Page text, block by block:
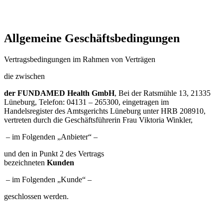
Allgemeine Geschäftsbedingungen
Vertragsbedingungen im Rahmen von Verträgen
die zwischen
der FUNDAMED Health GmbH, Bei der Ratsmühle 13, 21335
Lüneburg, Telefon: 04131 – 265300, eingetragen im
Handelsregister des Amtsgerichts Lüneburg unter HRB 208910,
vertreten durch die Geschäftsführerin Frau Viktoria Winkler,
– im Folgenden „Anbieter“ –
und den in Punkt 2 des Vertrags
bezeichneten Kunden
– im Folgenden „Kunde“ –
geschlossen werden.